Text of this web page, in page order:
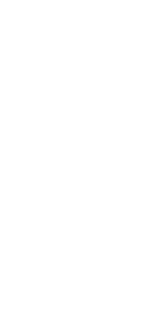
nové (nepovinné)